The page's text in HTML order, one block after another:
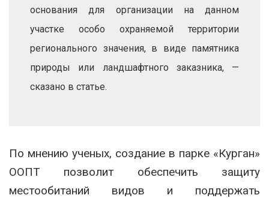
основания для организации на данном
участке особо охраняемой территории
регионального значения, в виде памятника
природы или ландшафтного заказника, —
сказано в статье.
По мнению ученых, создание в парке «Курган»
ООПТ позволит обеспечить защиту
местообитаний видов и поддержать